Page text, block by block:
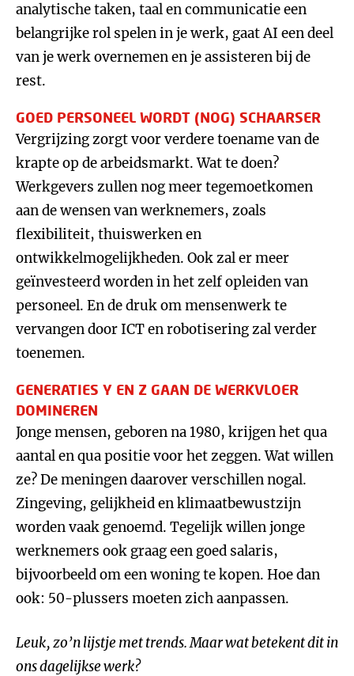
analytische taken, taal en communicatie een
belangrijke rol spelen in je werk, gaat AI een deel
van je werk overnemen en je assisteren bij de
rest.
GOED PERSONEEL WORDT (NOG) SCHAARSER
Vergrijzing zorgt voor verdere toename van de
krapte op de arbeidsmarkt. Wat te doen?
Werkgevers zullen nog meer tegemoetkomen
aan de wensen van werknemers, zoals
flexibiliteit, thuiswerken en
ontwikkelmogelijkheden. Ook zal er meer
geïnvesteerd worden in het zelf opleiden van
personeel. En de druk om mensenwerk te
vervangen door ICT en robotisering zal verder
toenemen.
GENERATIES Y EN Z GAAN DE WERKVLOER
DOMINEREN
Jonge mensen, geboren na 1980, krijgen het qua
aantal en qua positie voor het zeggen. Wat willen
ze? De meningen daarover verschillen nogal.
Zingeving, gelijkheid en klimaatbewustzijn
worden vaak genoemd. Tegelijk willen jonge
werknemers ook graag een goed salaris,
bijvoorbeeld om een woning te kopen. Hoe dan
ook: 50-plussers moeten zich aanpassen.
Leuk, zo’n lijstje met trends. Maar wat betekent dit in
ons dagelijkse werk?